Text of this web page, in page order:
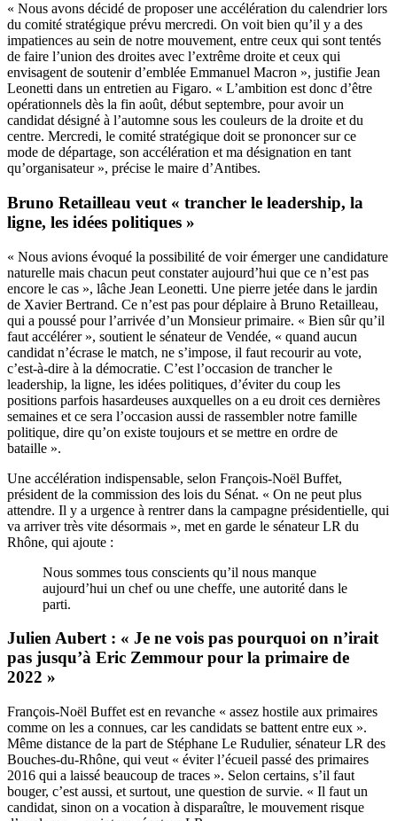
« Nous avons décidé de proposer une accélération du calendrier lors
du comité stratégique prévu mercredi. On voit bien qu’il y a des
impatiences au sein de notre mouvement, entre ceux qui sont tentés
de faire l’union des droites avec l’extrême droite et ceux qui
envisagent de soutenir d’emblée Emmanuel Macron », justifie Jean
Leonetti dans un entretien au Figaro. « L’ambition est donc d’être
opérationnels dès la fin août, début septembre, pour avoir un
candidat désigné à l’automne sous les couleurs de la droite et du
centre. Mercredi, le comité stratégique doit se prononcer sur ce
mode de départage, son accélération et ma désignation en tant
qu’organisateur », précise le maire d’Antibes.
Bruno Retailleau veut « trancher le leadership, la
ligne, les idées politiques »
« Nous avions évoqué la possibilité de voir émerger une candidature
naturelle mais chacun peut constater aujourd’hui que ce n’est pas
encore le cas », lâche Jean Leonetti. Une pierre jetée dans le jardin
de Xavier Bertrand. Ce n’est pas pour déplaire à Bruno Retailleau,
qui a poussé pour l’arrivée d’un Monsieur primaire. « Bien sûr qu’il
faut accélérer », soutient le sénateur de Vendée, « quand aucun
candidat n’écrase le match, ne s’impose, il faut recourir au vote,
c’est-à-dire à la démocratie. C’est l’occasion de trancher le
leadership, la ligne, les idées politiques, d’éviter du coup les
positions parfois hasardeuses auxquelles on a eu droit ces dernières
semaines et ce sera l’occasion aussi de rassembler notre famille
politique, dire qu’on existe toujours et se mettre en ordre de
bataille ».
Une accélération indispensable, selon François-Noël Buffet,
président de la commission des lois du Sénat. « On ne peut plus
attendre. Il y a urgence à rentrer dans la campagne présidentielle, qui
va arriver très vite désormais », met en garde le sénateur LR du
Rhône, qui ajoute :
Nous sommes tous conscients qu’il nous manque
aujourd’hui un chef ou une cheffe, une autorité dans le
parti.
Julien Aubert : « Je ne vois pas pourquoi on n’irait
pas jusqu’à Eric Zemmour pour la primaire de
2022 »
François-Noël Buffet est en revanche « assez hostile aux primaires
comme on les a connues, car les candidats se battent entre eux ».
Même distance de la part de Stéphane Le Rudulier, sénateur LR des
Bouches-du-Rhône, qui veut « éviter l’écueil passé des primaires
2016 qui a laissé beaucoup de traces ». Selon certains, s’il faut
bouger, c’est aussi, et surtout, une question de survie. « Il faut un
candidat, sinon on a vocation à disparaître, le mouvement risque